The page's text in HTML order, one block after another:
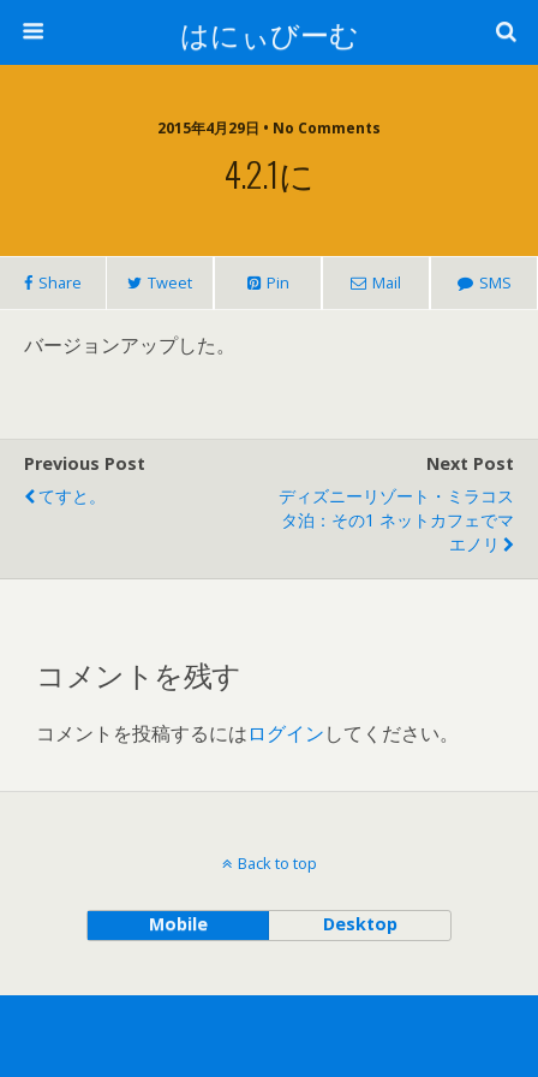
はにぃびーむ
2015年4月29日 • No Comments
4.2.1に
Share Tweet Pin Mail SMS
バージョンアップした。
Previous Post
てすと。
Next Post
ディズニーリゾート・ミラコス
タ泊：その1 ネットカフェでマ
エノリ
コメントを残す
コメントを投稿するにはログインしてください。
Back to top
Mobile Desktop